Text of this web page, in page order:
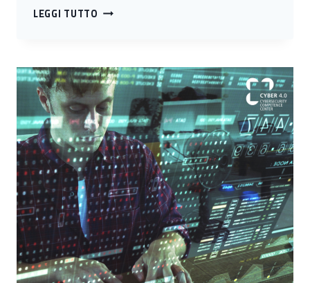
LEGGI TUTTO ROADSHOW
METODOLOGIE
E
LE
COMPETENZE
AL
SERVIZIO
DELLE
PMI